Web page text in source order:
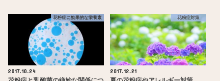
花粉症に効果的な栄養素
2017.10.24
花粉症対策
2017.12.21